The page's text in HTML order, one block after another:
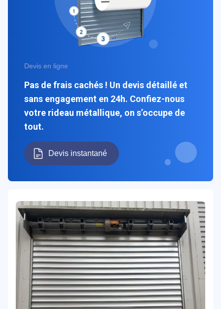
Devis en ligne
Pas de frais cachés ! Un devis détaillé et
sans engagement en 24h. Confiez-nous
votre rideau métallique, on s’occupe de
tout.
Devis instantané